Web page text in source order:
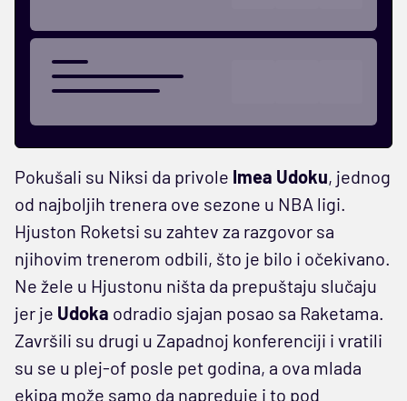
Pokušali su Niksi da privole Imea Udoku, jednog
od najboljih trenera ove sezone u NBA ligi.
Hjuston Roketsi su zahtev za razgovor sa
njihovim trenerom odbili, što je bilo i očekivano.
Ne žele u Hjustonu ništa da prepuštaju slučaju
jer je Udoka odradio sjajan posao sa Raketama.
Završili su drugi u Zapadnoj konferenciji i vratili
su se u plej-of posle pet godina, a ova mlada
ekipa može samo da napreduje i to pod